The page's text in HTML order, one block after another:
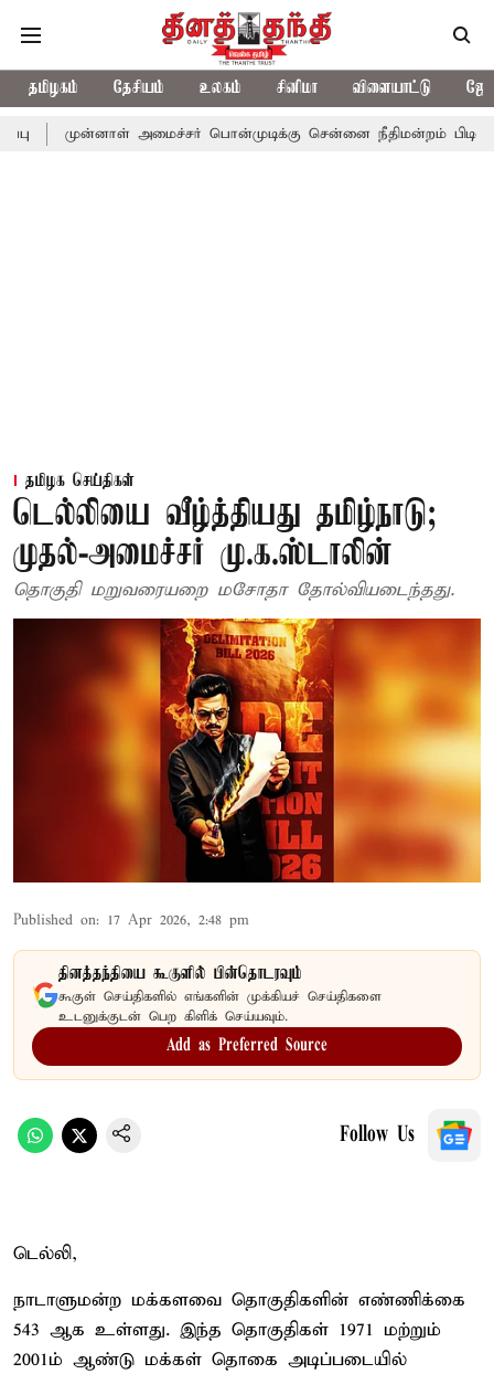
தமிழகம் தேசியம் உலகம் சினிமா விளையாட்டு
அமைச்சர் பொன்முடிக்கு சென்னை நீதிமன்றம் பிடிவாராண்ட்
தமிழக செய்திகள்
டெல்லியை வீழ்த்தியது தமிழ்நாடு;
முதல்-அமைச்சர் மு.க.ஸ்டாலின்
தொகுதி மறுவரையறை மசோதா தோல்வியடைந்தது.
Published on: 17 Apr 2026, 2:48 pm
தினத்தந்தியை கூகுளில் பின்தொடரவும்
கூகுள் செய்திகளில் எங்களின் முக்கியச் செய்திகளை
உடனுக்குடன் பெற கிளிக் செய்யவும்.
Add as Preferred Source
Follow Us
டெல்லி,
நாடாளுமன்ற மக்களவை தொகுதிகளின் எண்ணிக்கை
543 ஆக உள்ளது. இந்த தொகுதிகள் 1971 மற்றும்
2001ம் ஆண்டு மக்கள் தொகை அடிப்படையில்